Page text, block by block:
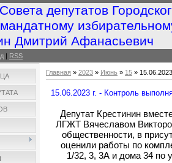
депутатов
Дмитрий Афанасьевич
| RSS
Главная » 2023 » Июнь » 15 »
15.06.2023 г. - Контроль
Депутат Крестинин
ЛГЖТ Вячеславом
общественности, в
оценили работы по
1/32, 3, 3А и дома 34 по